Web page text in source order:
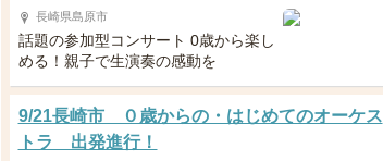
長崎県島原市
話題の参加型コンサート 0歳から楽し
める！親子で生演奏の感動を
9/21長崎市 ０歳からの・はじめてのオーケス
トラ 出発進行！